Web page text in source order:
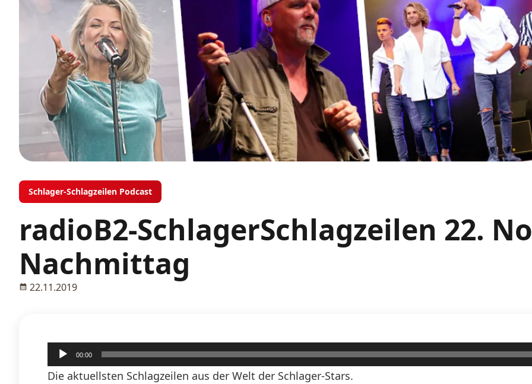
Schlager-Schlagzeilen Podcast
radioB2-SchlagerSchlagzeilen 22.
Nachmittag
22.11.2019
Audio-
Player
00:00
Die aktuellsten Schlagzeilen aus der Welt der Schlager-Stars.